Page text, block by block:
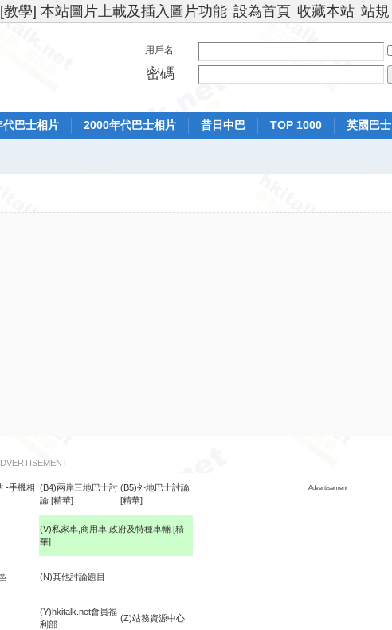
[教學] 本站圖片上載及插入圖片功能 設為首頁 收藏本站 站規
用戶名
密碼
代巴士相片 2000年代巴士相片 昔日中巴 TOP 1000
英國巴士
-手機相 (B4)兩岸三地巴士討
論 [精華]
(B5)外地巴士討論
[精華]
Advertisement
(V)私家車,商用車,政府及特種車輛 [精
華]
(N)其他討論題目
(Y)hkitalk.net會員福
利部
(Z)站務資源中心